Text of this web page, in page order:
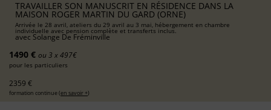
TRAVAILLER SON MANUSCRIT EN RÉSIDENCE DANS LA
MAISON ROGER MARTIN DU GARD (ORNE)
Arrivée le 28 avril, ateliers du 29 avril au 3 mai, hébergement en chambre
individuelle avec pension complète et transferts inclus.
avec Solange De Fréminville
1490 € ou 3 x 497€
pour les particuliers
2359 €
formation continue (en savoir +)